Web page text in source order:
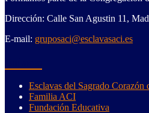
Dirección: Calle San Agustin 11,
E-mail: gruposaci@esclavasaci.es
Esclavas del Sagrado Corazón
Familia ACI
Fundación Educativa